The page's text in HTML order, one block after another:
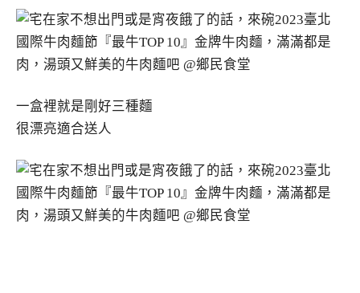
一盒裡就是剛好三種麵
很漂亮適合送人